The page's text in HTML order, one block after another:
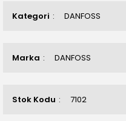
Kategori DANFOSS
Marka DANFOSS
Stok Kodu 7102